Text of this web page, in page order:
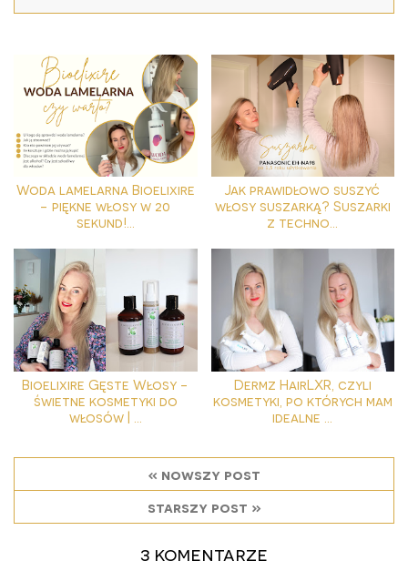
Woda lamelarna Bioelixire
- piękne włosy w 20
sekund!...
Jak prawidłowo suszyć
włosy suszarką? Suszarki
z techno...
Bioelixire Gęste Włosy -
świetne kosmetyki do
włosów | ...
Dermz HairLXR, czyli
kosmetyki, po których mam
idealne ...
« nowszy post
starszy post »
3 komentarze